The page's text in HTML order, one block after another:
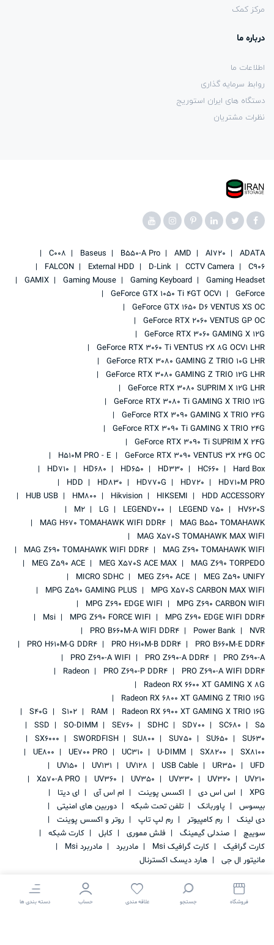
مرکز کمک
درباره ما
اطلاعات ما
روابط سرمایه گذاری
دستگاه های ایران استوریج
نظرات مشتریان
ADATA
AI720
AMD
B550-A Pro
Baseus
C008
C906
CCTV Camera
D-Link
External HDD
FALCON
Gaming Headset
Gaming Keyboard
Gaming Mouse
GAMIX
GeForce
GeForce GTX 1050 Ti 4GT OCV1
GeForce GTX 1650 D6 VENTUS XS OC
GeForce RTX 2060 VENTUS GP OC
GeForce RTX 3060 GAMING X 12G
GeForce RTX 3060 Ti VENTUS 2X 8G OCV1 LHR
GeForce RTX 3080 GAMING Z TRIO 10G LHR
GeForce RTX 3080 GAMING Z TRIO 12G LHR
GeForce RTX 3080 SUPRIM X 12G LHR
GeForce RTX 3080 Ti GAMING X TRIO 12G
GeForce RTX 3090 GAMING X TRIO 24G
GeForce RTX 3090 Ti GAMING X TRIO 24G
GeForce RTX 3090 Ti SUPRIM X 24G
GeForce RTX 3090 VENTUS 3X 24G OC
H510M PRO - E
Hard Box
HC660
HD330
HD650
HD680
HD710
HD710M PRO
HD720
HD770G
HD830
HDD
HDD ACCESSORY
HIKSEMI
Hikvision
HM800
HUB USB
HV620S
LEGEND 750
LEGEND700
LG
M2
MAG B550 TOMAHAWK
MAG H670 TOMAHAWK WIFI DDR4
MAG X570S TOMAHAWK MAX WIFI
MAG Z690 TOMAHAWK WIFI
MAG Z690 TOMAHAWK WIFI DDR4
MAG Z690 TORPEDO
MEG X570S ACE MAX
MEG Z590 ACE
MEG Z590 UNIFY
MEG Z690 ACE
MICRO SDHC
MPG X570S CARBON MAX WIFI
MPG Z590 GAMING PLUS
MPG Z690 CARBON WIFI
MPG Z690 EDGE WIFI
MPG Z690 EDGE WIFI DDR4
MPG Z690 FORCE WIFI
Msi
NVR
Power Bank
PRO B660M-A WIFI DDR4
PRO B660M-E DDR4
PRO H610M-B DDR4
PRO H610M-G DDR4
PRO Z690-A
PRO Z690-A DDR4
PRO Z690-A WIFI
PRO Z690-A WIFI DDR4
PRO Z690-P DDR4
Radeon
Radeon RX 6600 XT GAMING X 8G
Radeon RX 6800 XT GAMING Z TRIO 16G
Radeon RX 6900 XT GAMING X TRIO 16G
RAM
S102
S40G
S5
SC680
SD700
SDHC
SE760
SO-DIMM
SSD
SU630
SU650
SU750
SU800
SWORDFISH
SX6000
SX8100
SX8200
U-DIMM
UC310
UE700 PRO
UE800
UFD
UR350
USB Cable
UV128
UV131
UV150
UV210
UV320
UV330
UV350
UV360
X570-A PRO
XPG
اس اس دی اکسس پوینت ام اس آی
ای دیتا
بیسوس
پاوربانک تلفن تحت شبکه
دوربین های امنیتی
دی لینک
رم کامپیوتر رم لپ تاپ
روتر و اکسس پوینت
سوییچ
صندلی گیمینگ فلش مموری کابل
کارت شبکه
کارت گرافیک
کارت گرافیک Msi مادربرد
مادربرد Msi
مانیتور ال جی
هارد دیسک اکسترنال
فروشگاه جستجو علاقه مندی حساب دسته بندی ها